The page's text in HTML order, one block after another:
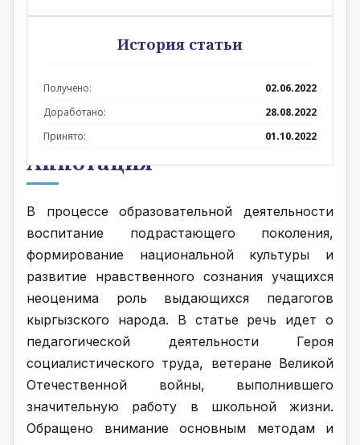
Аннотация
В процессе образовательной деятельности
воспитание подрастающего поколения,
формирование национальной культуры и
развитие нравственного сознания учащихся
неоценима роль выдающихся педагогов
кыргызского народа. В статье речь идет о
педагогической деятельности Героя
социалистического труда, ветеране Великой
Отечественной войны, выполнившего
значительную работу в школьной жизни.
Обращено внимание основным методам и
История статьи
Получено:
02.06.2022
Доработано:
28.08.2022
Принято:
01.10.2022